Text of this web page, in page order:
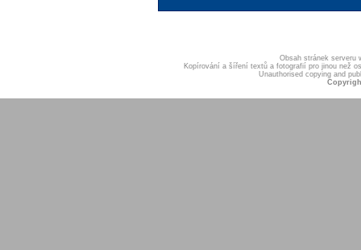
Obsah stránek serveru
Kopírování a šíření textů a fotografií pro jinou než
Unauthorised copying and